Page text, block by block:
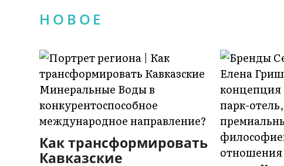
НОВОЕ
Как трансформировать
Кавказские